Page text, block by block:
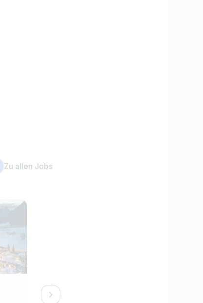
Zu allen Jobs
Frühstückskoch (m/w/d)